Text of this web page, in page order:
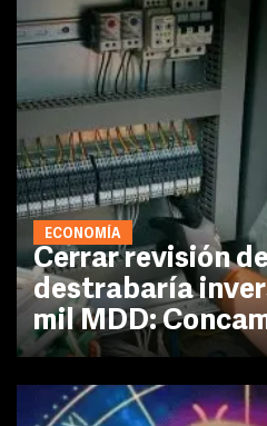
ECONOMÍA
Cerrar revisión
destrabaría
mil MDD: